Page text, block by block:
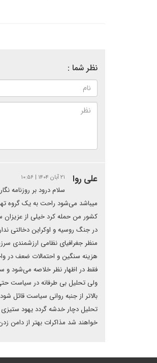
نظر شما :
علی روا ۲۱ آبان ۱۴۰۴ | ۱۰:۵۶
سلام درود بر روزنامه
میباشد می‌شود راحت به یک گروه
کشور من حمله کرد خیلی از عزیزان
منظر جغرافیای نظامی ارزشمندی
هزینه سنگین و احتمالات ضعف در
فقط در اظهار نظر خلاصه می‌شود و
ولی تحلیل بی طرفانه در سیاست
بالاتر از جنبه روانی سیاست
تحلیل دچار خدشه گردد یهود
خواهند شد مذاکرات بهتر از